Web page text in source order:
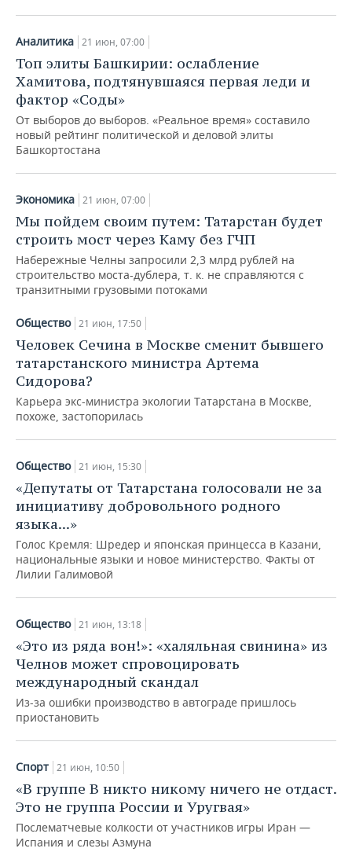
Аналитика 21 июн, 07:00
Топ элиты Башкирии: ослабление
Хамитова, подтянувшаяся первая леди и
фактор «Соды»
От выборов до выборов. «Реальное время» составило
новый рейтинг политической и деловой элиты
Башкортостана
Экономика 21 июн, 07:00
Мы пойдем своим путем: Татарстан будет
строить мост через Каму без ГЧП
Набережные Челны запросили 2,3 млрд рублей на
строительство моста-дублера, т. к. не справляются с
транзитными грузовыми потоками
Общество 21 июн, 17:50
Человек Сечина в Москве сменит бывшего
татарстанского министра Артема
Сидорова?
Карьера экс-министра экологии Татарстана в Москве,
похоже, застопорилась
Общество 21 июн, 15:30
«Депутаты от Татарстана голосовали не за
инициативу добровольного родного
языка...»
Голос Кремля: Шредер и японская принцесса в Казани,
национальные языки и новое министерство. Факты от
Лилии Галимовой
Общество 21 июн, 13:18
«Это из ряда вон!»: «халяльная свинина» из
Челнов может спровоцировать
международный скандал
Из-за ошибки производство в автограде пришлось
приостановить
Спорт 21 июн, 10:50
«В группе В никто никому ничего не отдаст.
Это не группа России и Уругвая»
Послематчевые колкости от участников игры Иран —
Испания и слезы Азмуна